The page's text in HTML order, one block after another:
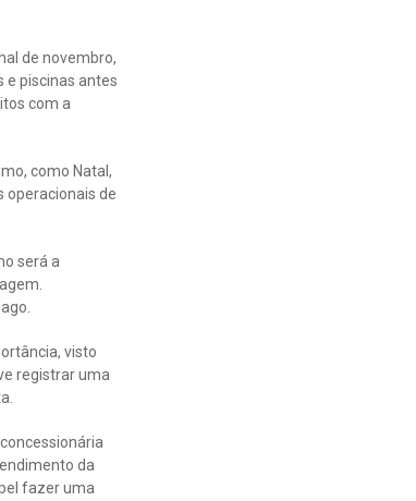
de novembro,
e piscinas antes
com a
como Natal,
operacionais de
será a
visto
registrar uma
da
fazer uma